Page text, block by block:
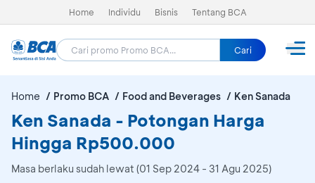
Home Individu Bisnis Tentang BCA
Cari
Home Promo BCA Food and Beverages Ken Sanada
Ken Sanada - Potongan Harga
Hingga Rp500.000
Masa berlaku sudah lewat (01 Sep 2024 - 31 Agu 2025)